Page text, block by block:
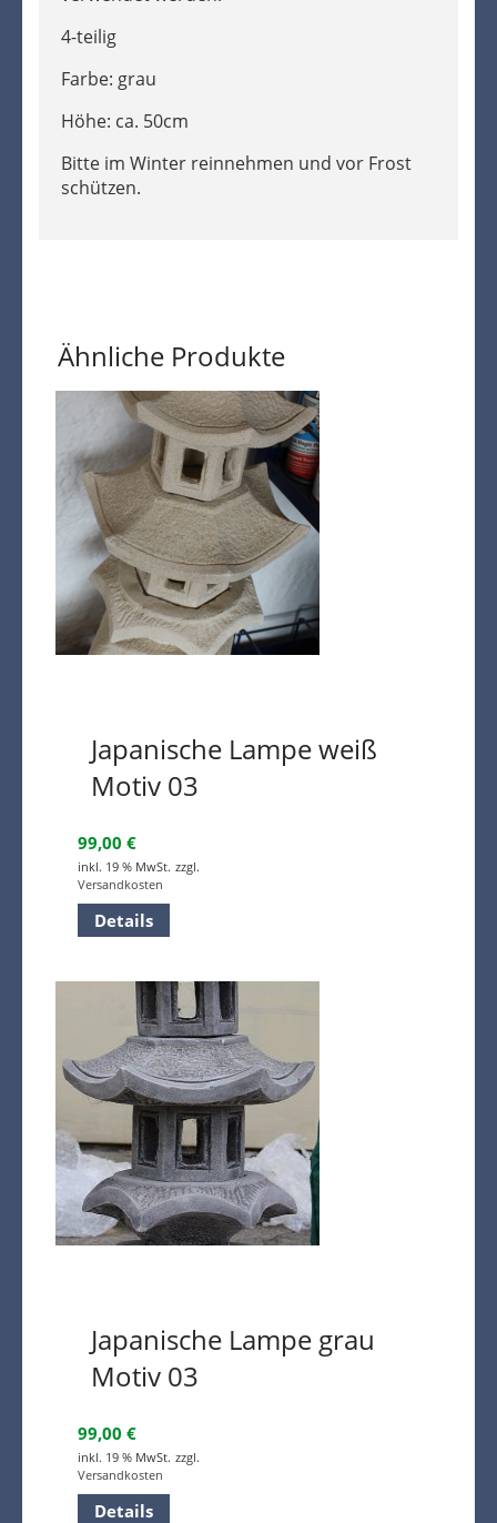
4-teilig
Farbe: grau
Höhe: ca. 50cm
Bitte im Winter reinnehmen und vor Frost
schützen.
Ähnliche Produkte
Japanische Lampe weiß
Motiv 03
99,00 €
inkl. 19 % MwSt. zzgl.
Versandkosten
Details
Japanische Lampe grau
Motiv 03
99,00 €
inkl. 19 % MwSt. zzgl.
Versandkosten
Details